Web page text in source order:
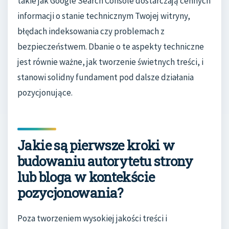
informacji o stanie technicznym Twojej witryny,
błędach indeksowania czy problemach z
bezpieczeństwem. Dbanie o te aspekty techniczne
jest równie ważne, jak tworzenie świetnych treści, i
stanowi solidny fundament pod dalsze działania
pozycjonujące.
Jakie są pierwsze kroki w
budowaniu autorytetu strony
lub bloga w kontekście
pozycjonowania?
Poza tworzeniem wysokiej jakości treści i